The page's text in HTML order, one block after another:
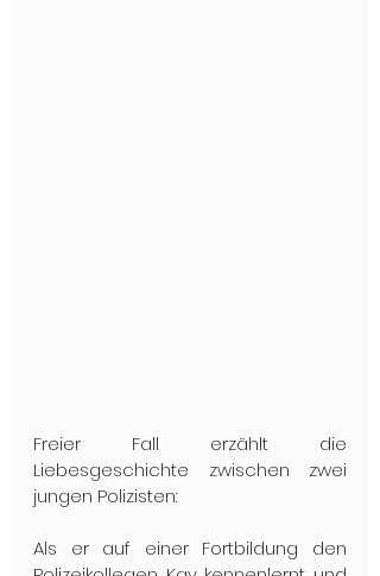
Freier Fall erzählt die
Liebesgeschichte zwischen zwei
jungen Polizisten:
Als er auf einer Fortbildung den